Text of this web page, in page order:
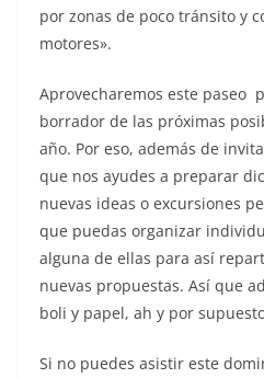
por zonas de poco tránsito y
motores».
Aprovecharemos este paseo
borrador de las próximas
año. Por eso, además de
que nos ayudes a preparar
nuevas ideas o excursiones
que puedas organizar
alguna de ellas para así
nuevas propuestas. Así que
boli y papel, ah y por
Si no puedes asistir este